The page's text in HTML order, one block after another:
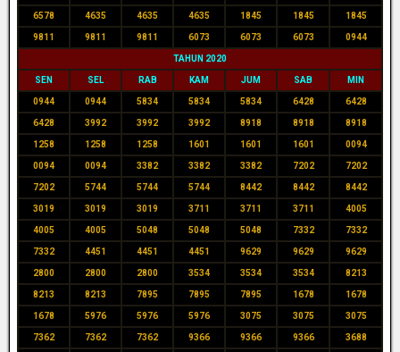
6578 4635 4635 4635 1845 1845 1845
9811 9811 9811 6073 6073 6073 0944
TAHUN 2020
SEN SEL RAB KAM JUM SAB MIN
0944 0944 5834 5834 5834 6428 6428
6428 3992 3992 3992 8918 8918 8918
1258 1258 1258 1601 1601 1601 0094
0094 0094 3382 3382 3382 7202 7202
7202 5744 5744 5744 8442 8442 8442
3019 3019 3019 3711 3711 3711 4005
4005 4005 5048 5048 5048 7332 7332
7332 4451 4451 4451 9629 9629 9629
2800 2800 2800 3534 3534 3534 8213
8213 8213 7895 7895 7895 1678 1678
1678 5976 5976 5976 3075 3075 3075
7362 7362 7362 9366 9366 9366 3688